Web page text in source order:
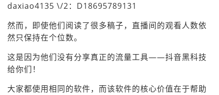
daxiao4135 \/2：D18695789131
然而，即使他们阅读了很多稿子，直播间的观看人数依
然只保持在个位数。
这是因为他们没有分享真正的流量工具——抖音黑科技
给你们！
大家都使用相同的软件，而该软件的核心价值在于帮助